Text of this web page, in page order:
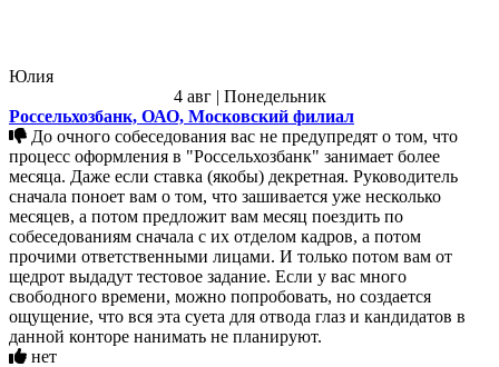
Юлия
4 авг | Понедельник
Россельхозбанк, ОАО, Московский филиал
процесс оформления в "Россельхозбанк" занимает более
месяца. Даже если ставка (якобы) декретная. Руководитель
сначала поноет вам о том, что зашивается уже несколько
месяцев, а потом предложит вам месяц поездить по
собеседованиям сначала с их отделом кадров, а потом
прочими ответственными лицами. И только потом вам от
щедрот выдадут тестовое задание. Если у вас много
свободного времени, можно попробовать, но создается
ощущение, что вся эта суета для отвода глаз и кандидатов в
данной конторе нанимать не планируют.
нет